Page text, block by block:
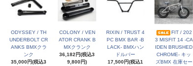
ODYSSEY / TH
UNDERBOLT CR
ANKS BMXクラ
ンク
35,000円(税込3
COLONY / VEN
ATOR CRANK B
MXクランク
36,182円(税込3
9,800円)
RIXIN / TRUST 4
PC BMX BAR -B
LACK- BMXハン
ドルバー
17,500円(税込1
FIT / 202
3 MISFIT 14 -CA
IDEN BRUSHED
CHROME- キッ
ズBMX 在庫セー